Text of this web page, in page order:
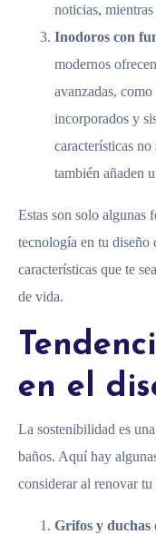
noticias,
Inodoros con
modernos
avanzadas,
incorporados y
características
también añaden
Estas son solo algunas
tecnología en tu diseño
características que te
de vida.
en el
La sostenibilidad es
baños. Aquí hay
considerar al renovar tu
Grifos y duchas